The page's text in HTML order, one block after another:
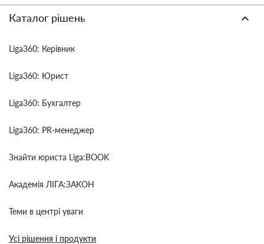
Каталог рішень
Liga360: Керівник
Liga360: Юрист
Liga360: Бухгалтер
Liga360: PR-менеджер
Знайти юриста Liga:BOOK
Академія ЛІГА:ЗАКОН
Теми в центрі уваги
Усі рішення і продукти